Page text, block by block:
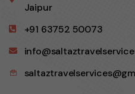
Jaipur
+91 63752 50073